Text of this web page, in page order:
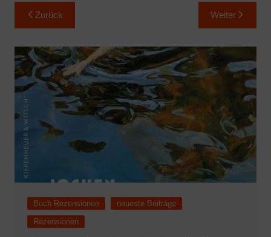
Beitragsnavigation
Zurück Weiter
Buch Rezensionen
neueste Beiträge
Rezensionen